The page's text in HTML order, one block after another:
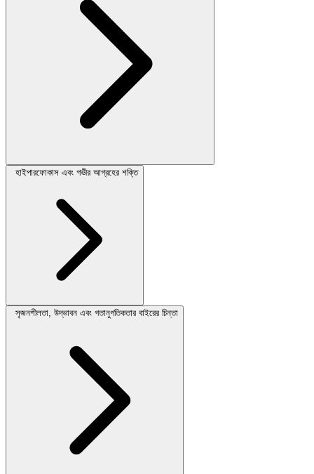
হাইপারফোকাস এবং গভীর আগ্রহের শক্তি
সৃজনশীলতা, উদ্ভাবন এবং গতানুগতিকতার বাইরের চিন্তা